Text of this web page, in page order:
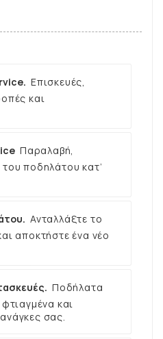
Επισκευές,
και
Παραλαβή,
ποδηλάτου κατ’
Ανταλλάξτε το
αποκτήστε ένα νέο
Ποδήλατα
και
σας.